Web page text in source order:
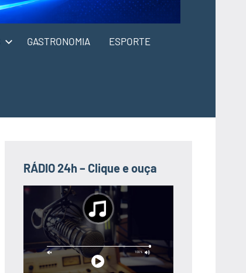
GASTRONOMIA ESPORTE
RÁDIO 24h – Clique e ouça